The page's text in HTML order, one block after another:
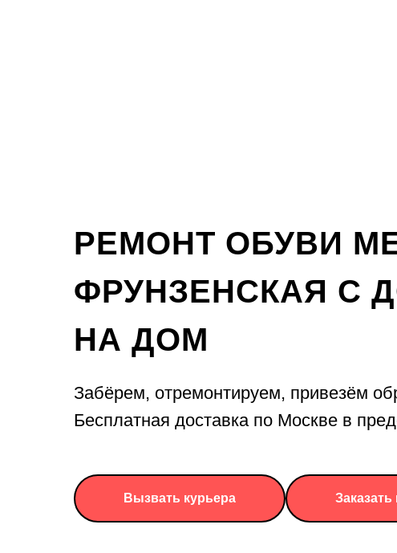
РЕМОНТ ОБУВИ
ФРУНЗЕНСКАЯ С
НА ДОМ
Забёрем, отремонтируем, привезём
Бесплатная доставка по Москве в
Вызвать курьера